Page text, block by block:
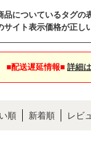
品についているタグ
イト表示価格が正し
■配送遅延情報■ 詳細
順 新着順 レビ